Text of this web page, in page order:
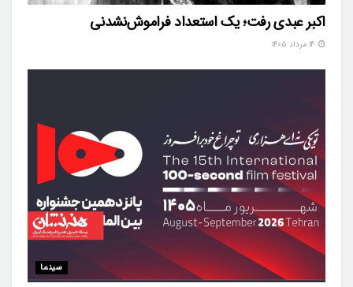
اکبر عبدی رفت؛ یک استعداد فراموش‌نشدنی
سینما